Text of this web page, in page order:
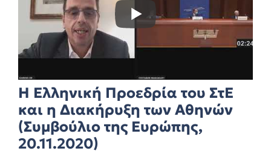
Η Ελληνική Προεδρία του ΣτΕ
και η Διακήρυξη των Αθηνών
(Συμβούλιο της Ευρώπης,
20.11.2020)